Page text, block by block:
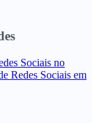
Sociais no
Redes Sociais em